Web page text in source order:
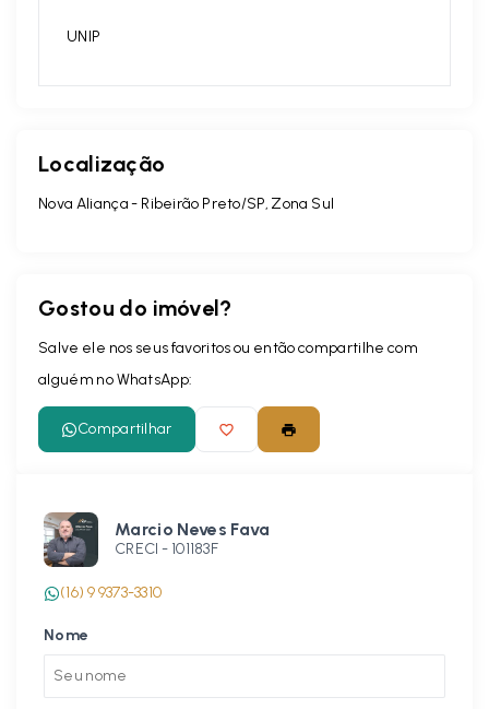
UNIP
Localização
Nova Aliança - Ribeirão Preto/SP, Zona Sul
Gostou do imóvel?
Salve ele nos seus favoritos ou então compartilhe com
alguém no WhatsApp:
Compartilhar
Marcio Neves Fava
CRECI - 101183F
(16) 9 9373-3310
Nome